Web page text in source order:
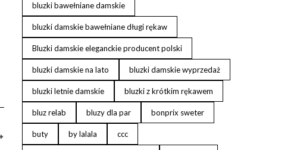
bluzki bawełniane damskie
bluzki damskie bawełniane długi rękaw
Bluzki damskie eleganckie producent polski
bluzki damskie na lato bluzki damskie wyprzedaż
bluzki letnie damskie bluzki z krótkim rękawem
bluz relab bluzy dla par bonprix sweter
buty by lalala ccc